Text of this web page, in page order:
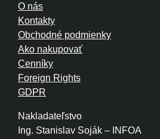
Nakladateľstvo
Ing. Stanislav Soják – INFOA
O nás
Kontakty
Obchodné podmienky
Ako nakupovať
Cenníky
Foreign Rights
GDPR